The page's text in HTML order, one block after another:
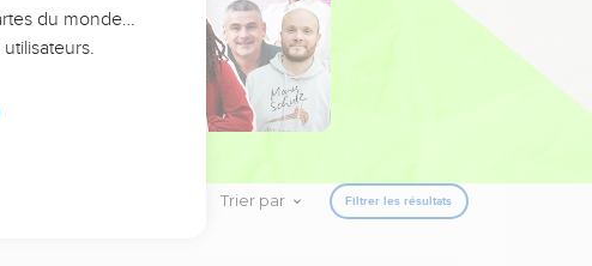
Trier par Filtrer les résultats
du monde…